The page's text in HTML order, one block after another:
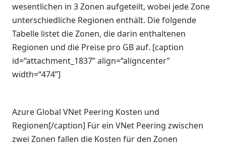
wesentlichen in 3 Zonen aufgeteilt, wobei jede Zone
unterschiedliche Regionen enthält. Die folgende
Tabelle listet die Zonen, die darin enthaltenen
Regionen und die Preise pro GB auf. [caption
id=“attachment_1837” align=“aligncenter”
width=“474”]
Azure Global VNet Peering Kosten und
Regionen[/caption] Für ein VNet Peering zwischen
zwei Zonen fallen die Kosten für den Zonen